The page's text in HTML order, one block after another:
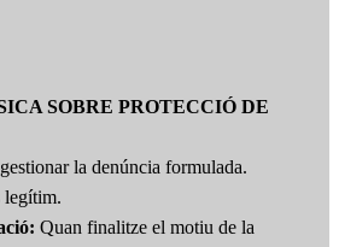
SOBRE PROTECCIÓ DE
la denúncia formulada.
legítim.
Quan finalitze el motiu de la